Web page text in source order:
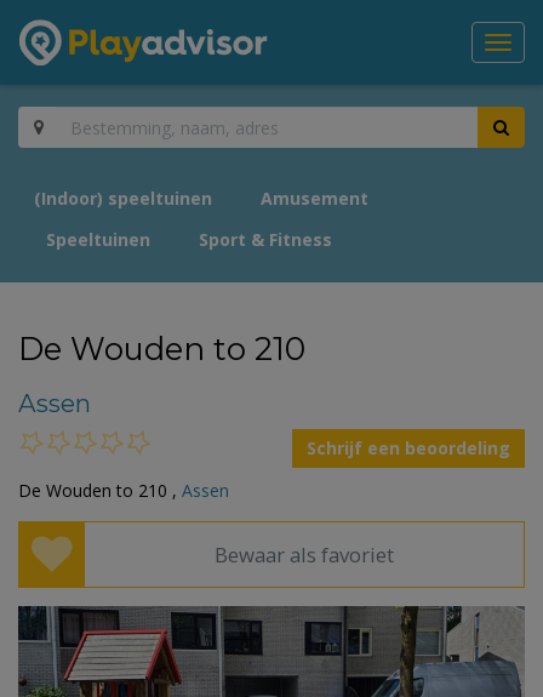
(Indoor) speeltuinen
Amusement
Speeltuinen
Sport & Fitness
De Wouden to 210
Assen
Schrijf een beoordeling
De Wouden to 210 , Assen
Bewaar als favoriet